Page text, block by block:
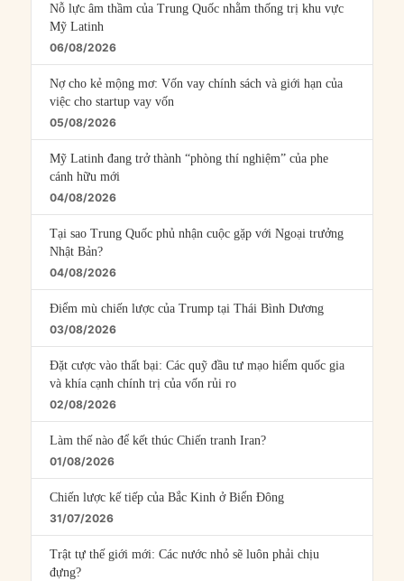
Nỗ lực âm thầm của Trung Quốc nhằm thống trị khu vực
Mỹ Latinh
06/08/2026
Nợ cho kẻ mộng mơ: Vốn vay chính sách và giới hạn của
việc cho startup vay vốn
05/08/2026
Mỹ Latinh đang trở thành “phòng thí nghiệm” của phe
cánh hữu mới
04/08/2026
Tại sao Trung Quốc phủ nhận cuộc gặp với Ngoại trưởng
Nhật Bản?
04/08/2026
Điểm mù chiến lược của Trump tại Thái Bình Dương
03/08/2026
Đặt cược vào thất bại: Các quỹ đầu tư mạo hiểm quốc gia
và khía cạnh chính trị của vốn rủi ro
02/08/2026
Làm thế nào để kết thúc Chiến tranh Iran?
01/08/2026
Chiến lược kế tiếp của Bắc Kinh ở Biển Đông
31/07/2026
Trật tự thế giới mới: Các nước nhỏ sẽ luôn phải chịu
đựng?